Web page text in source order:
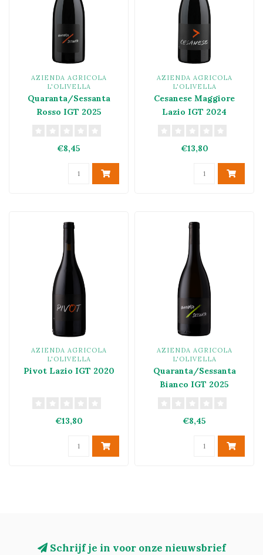
AZIENDA AGRICOLA
L'OLIVELLA
Quaranta/Sessanta
Rosso IGT 2025
€8,45
AZIENDA AGRICOLA
L'OLIVELLA
Cesanese Maggiore
Lazio IGT 2024
€13,80
AZIENDA AGRICOLA
L'OLIVELLA
Pivot Lazio IGT 2020
€13,80
AZIENDA AGRICOLA
L'OLIVELLA
Quaranta/Sessanta
Bianco IGT 2025
€8,45
Schrijf je in voor onze nieuwsbrief